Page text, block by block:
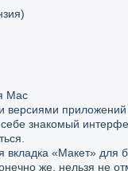
Mac
версиями
знакомый
вкладка «Макет» для
же, нельзя не